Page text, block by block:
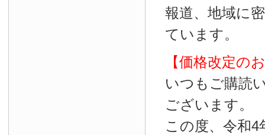
報道、地域に
ています。
【価格改定の
いつもご購読
ございます。
この度、令和4